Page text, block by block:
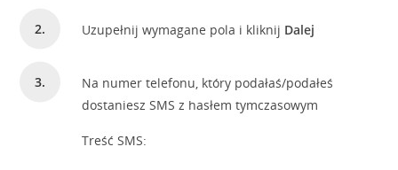
Uzupełnij wymagane pola i kliknij Dalej
Na numer telefonu, który podałaś/podałeś
dostaniesz SMS z hasłem tymczasowym
Treść SMS: